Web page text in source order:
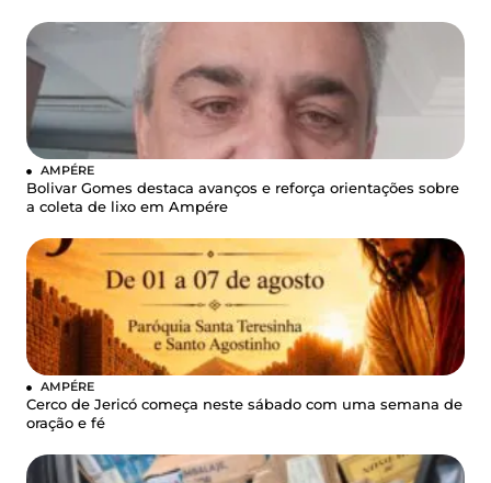
AMPÉRE
Bolivar Gomes destaca avanços e reforça orientações sobre
a coleta de lixo em Ampére
AMPÉRE
Cerco de Jericó começa neste sábado com uma semana de
oração e fé